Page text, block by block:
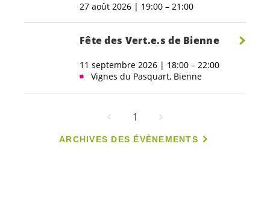
27 août 2026 | 19:00 – 21:00
Fête des Vert.e.s de Bienne
11 septembre 2026 | 18:00 – 22:00
Vignes du Pasquart, Bienne
1
ARCHIVES DES ÉVÈNEMENTS